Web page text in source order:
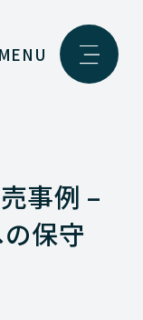
MENU
事例 –
保守